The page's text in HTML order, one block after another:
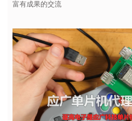
富有成果的交流